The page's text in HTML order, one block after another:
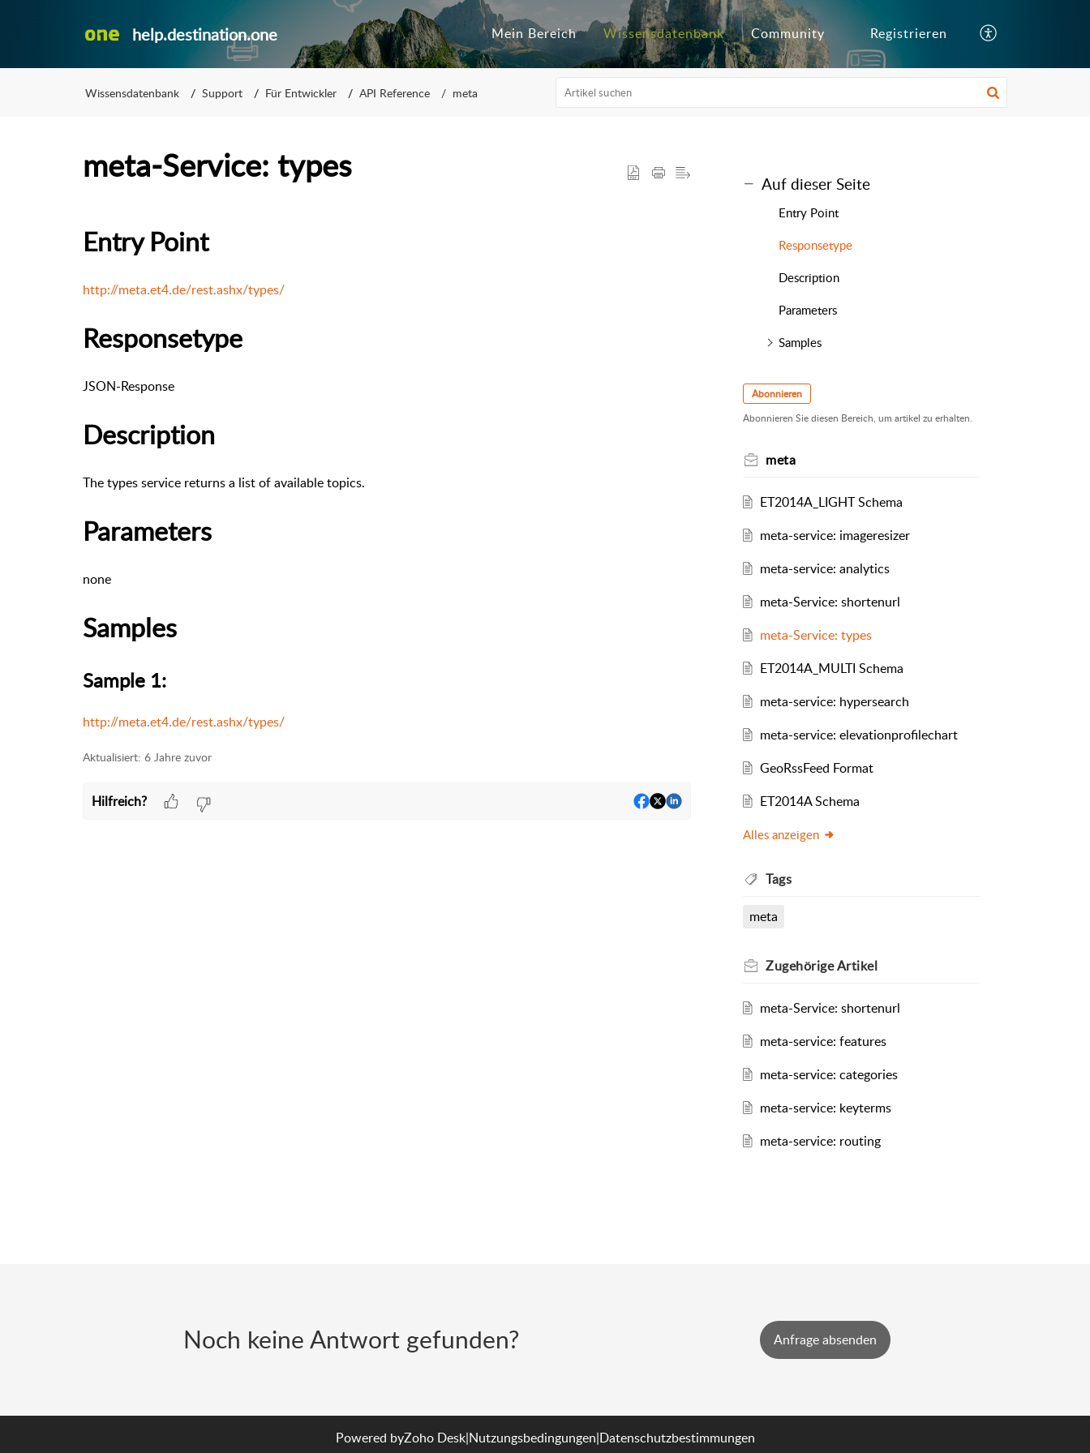
help.destination.one Mein Bereich Wissensdatenbank Community Registrieren
Wissensdatenbank Support Für Entwickler API Reference meta
meta-Service: types
Entry Point
http://meta.et4.de/rest.ashx/types/
Responsetype
JSON-Response
Description
The types service returns a list of available topics.
Parameters
none
Samples
Sample 1:
http://meta.et4.de/rest.ashx/types/
Aktualisiert: 6 Jahre zuvor
Hilfreich?
Auf dieser Seite
Entry Point
Responsetype
Description
Parameters
Samples
Abonnieren
Abonnieren Sie diesen Bereich, um artikel zu erhalten.
meta
ET2014A_LIGHT Schema
meta-service: imageresizer
meta-service: analytics
meta-Service: shortenurl
meta-Service: types
ET2014A_MULTI Schema
meta-service: hypersearch
meta-service: elevationprofilechart
GeoRssFeed Format
ET2014A Schema
Alles anzeigen
Tags
meta
ZugehörigeArtikel
meta-Service: shortenurl
meta-service: features
meta-service: categories
meta-service: keyterms
meta-service: routing
Noch keine Antwort gefunden?
Powered byZoho Desk|Nutzungsbedingungen|Datenschutzbestimmungen